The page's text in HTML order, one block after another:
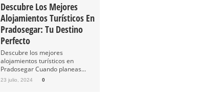
Descubre Los Mejores
Alojamientos Turísticos En
Pradosegar: Tu Destino
Perfecto
Descubre los mejores
alojamientos turísticos en
Pradosegar Cuando planeas...
23 julio, 2024 0